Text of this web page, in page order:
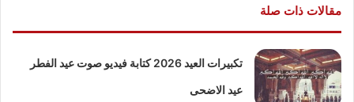
مقالات ذات صلة
تكبيرات العيد 2026 كتابة فيديو صوت عيد الفطر
عيد الاضحى